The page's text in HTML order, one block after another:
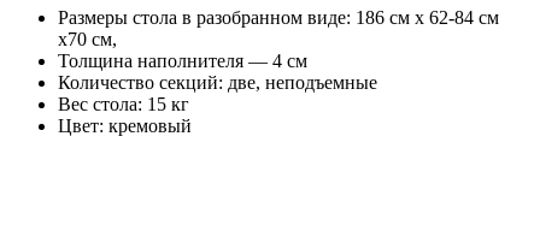
Размеры стола в разобранном виде: 186 см х 62-84 см
х70 см,
Толщина наполнителя — 4 см
Количество секций: две, неподъемные
Вес стола: 15 кг
Цвет: кремовый